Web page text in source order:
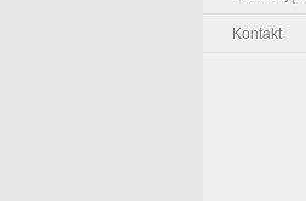
Kontakt